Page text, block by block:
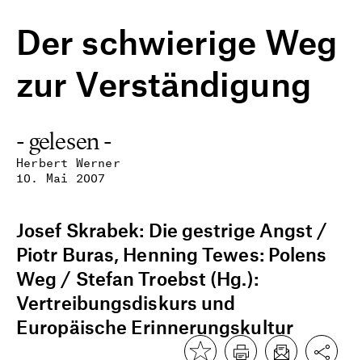
Der schwierige Weg
zur Verständigung
Herbert Werner
10. Mai 2007
- gelesen -
Josef Skrabek: Die gestrige Angst /
Piotr Buras, Henning Tewes: Polens
Weg / Stefan Troebst (Hg.):
Vertreibungsdiskurs und
Europäische Erinnerungskultur